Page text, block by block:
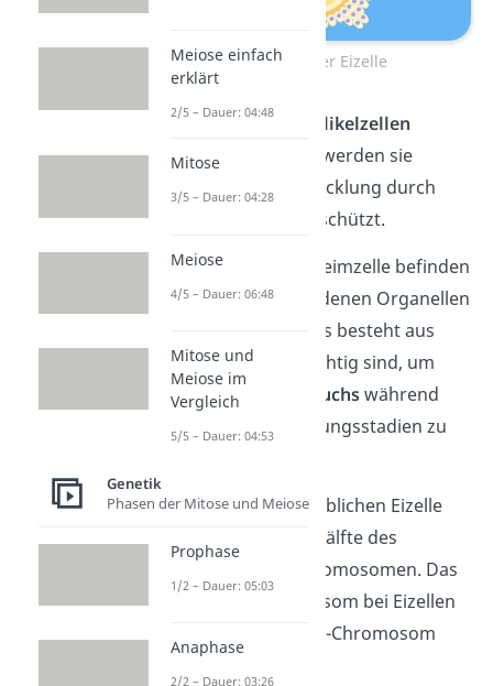
Aufbau einer Eizelle
Eizellen sind von
Follikelzellen
umgeben. Dadurch werden sie
während ihrer Entwicklung durch
äußere Einflüsse geschützt.
ImZellplasma
der Keimzelle befinden
sich neben verschiedenen Organellen
. Das besteht aus
Nährstoffen
, die wichtig sind, um
potenziellen
Nachwuchswährend
der frühen Entwicklungsstadien zu
DerZellkern der weiblichen Eizelle
enthält die andere Hälfte des
Erbgutes mit 23 Chromosomen. Das
Geschlechtschromosom bei Eizellen
kann dabei nur ein X-Chromosom
tragen.
Meiose einfach
erklärt
2/5 – Dauer: 04:48
Mitose
3/5 – Dauer: 04:28
Meiose
4/5 – Dauer: 06:48
Mitose und
Meiose im
Vergleich
5/5 – Dauer: 04:53
Genetik
Phasen der Mitose und Meiose
Prophase
1/2 – Dauer: 05:03
Anaphase
2/2 – Dauer: 03:26